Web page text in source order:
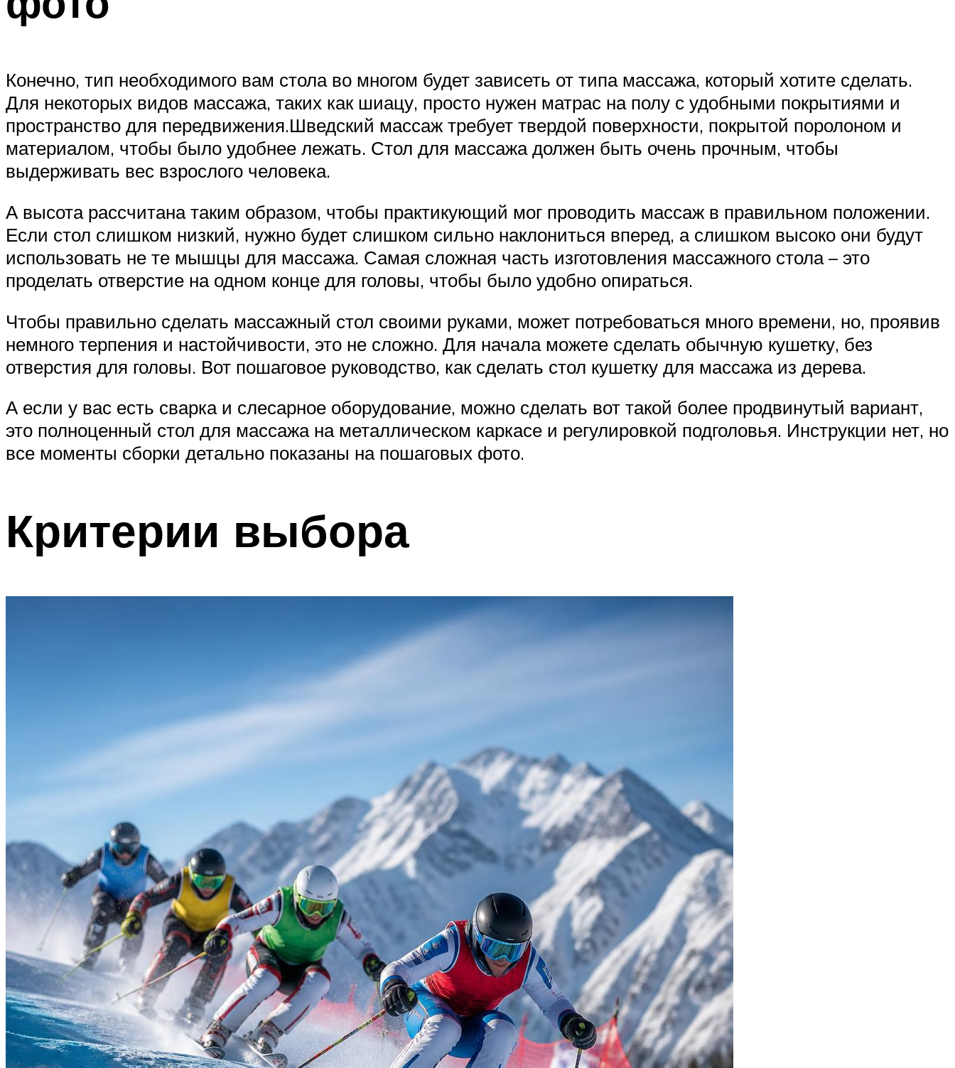
Конечно, тип необходимого вам стола во многом будет зависеть от типа массажа, который хотите сделать.
Для некоторых видов массажа, таких как шиацу, просто нужен матрас на полу с удобными покрытиями и
пространство для передвижения.Шведский массаж требует твердой поверхности, покрытой поролоном и
материалом, чтобы было удобнее лежать. Стол для массажа должен быть очень прочным, чтобы
выдерживать вес взрослого человека.
А высота рассчитана таким образом, чтобы практикующий мог проводить массаж в правильном положении.
Если стол слишком низкий, нужно будет слишком сильно наклониться вперед, а слишком высоко они будут
использовать не те мышцы для массажа. Самая сложная часть изготовления массажного стола – это
проделать отверстие на одном конце для головы, чтобы было удобно опираться.
Чтобы правильно сделать массажный стол своими руками, может потребоваться много времени, но, проявив
немного терпения и настойчивости, это не сложно. Для начала можете сделать обычную кушетку, без
отверстия для головы. Вот пошаговое руководство, как сделать стол кушетку для массажа из дерева.
А если у вас есть сварка и слесарное оборудование, можно сделать вот такой более продвинутый вариант,
это полноценный стол для массажа на металлическом каркасе и регулировкой подголовья. Инструкции нет, но
все моменты сборки детально показаны на пошаговых фото.
Критерии выбора